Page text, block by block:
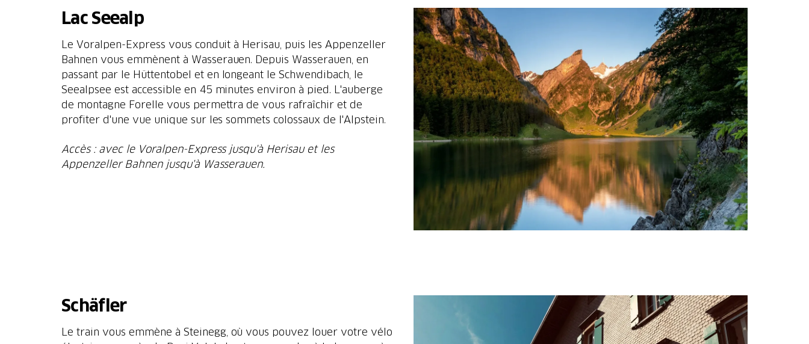
Lac Seealp
Le Voralpen-Express vous conduit à Herisau, puis les Appenzeller
Bahnen vous emmènent à Wasserauen. Depuis Wasserauen, en
passant par le Hüttentobel et en longeant le Schwendibach, le
Seealpsee est accessible en 45 minutes environ à pied. L'auberge
de montagne Forelle vous permettra de vous rafraîchir et de
profiter d'une vue unique sur les sommets colossaux de l'Alpstein.
Accès : avec le Voralpen-Express jusqu'à Herisau et les
Appenzeller Bahnen jusqu'à Wasserauen.
Schäfler
Le train vous emmène à Steinegg, où vous pouvez louer votre vélo